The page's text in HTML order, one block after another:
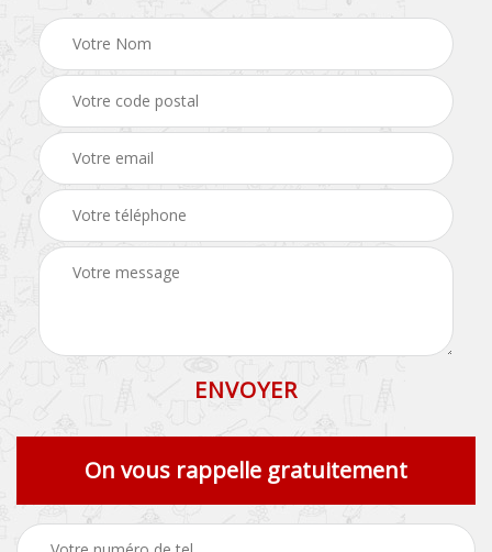
On vous rappelle gratuitement